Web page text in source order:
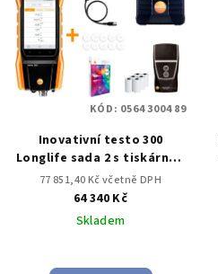
Inovativní testo 300
Longlife sada 2 s tiskárnou
O2, CO s kompenzací H2 až
do 30,000 ppm, NO –
možnost)
77 851,40 Kč včetně DPH
64 340 Kč
Skladem
KÓD: 0564 3004 89